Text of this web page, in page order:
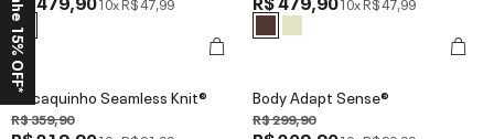
Macaquinho Seamless Knit®
R$ 359,90
Body Adapt Sense®
R$ 299,90
Ganhe 15% OFF*